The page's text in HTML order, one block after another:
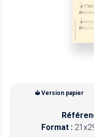
Version papier
Format :